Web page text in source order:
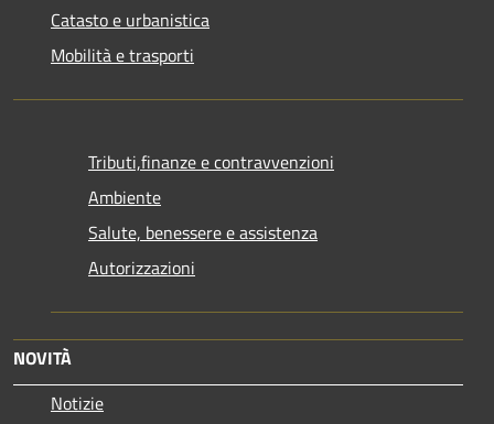
Catasto e urbanistica
Mobilità e trasporti
Tributi,finanze e contravvenzioni
Ambiente
Salute, benessere e assistenza
Autorizzazioni
NOVITÀ
Notizie